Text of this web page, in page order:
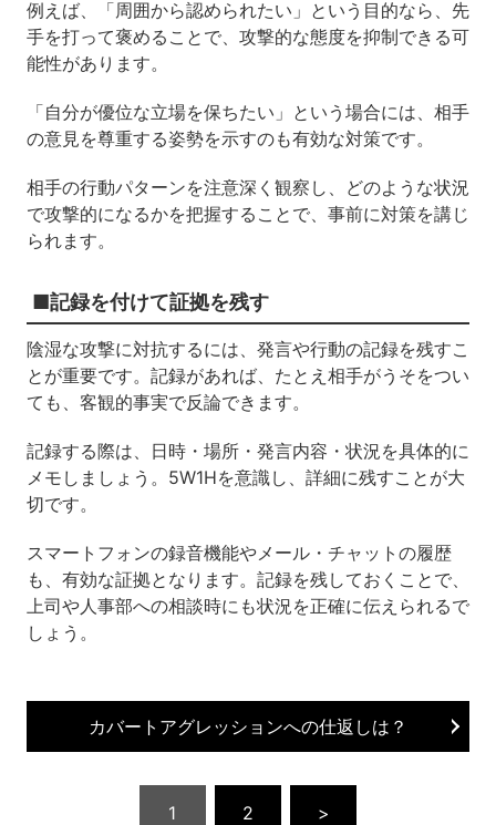
例えば、「周囲から認められたい」という目的なら、先
手を打って褒めることで、攻撃的な態度を抑制できる可
能性があります。
「自分が優位な立場を保ちたい」という場合には、相手
の意見を尊重する姿勢を示すのも有効な対策です。
相手の行動パターンを注意深く観察し、どのような状況
で攻撃的になるかを把握することで、事前に対策を講じ
られます。
■記録を付けて証拠を残す
陰湿な攻撃に対抗するには、発言や行動の記録を残すこ
とが重要です。記録があれば、たとえ相手がうそをつい
ても、客観的事実で反論できます。
記録する際は、日時・場所・発言内容・状況を具体的に
メモしましょう。5W1Hを意識し、詳細に残すことが大
切です。
スマートフォンの録音機能やメール・チャットの履歴
も、有効な証拠となります。記録を残しておくことで、
上司や人事部への相談時にも状況を正確に伝えられるで
しょう。
カバートアグレッションへの仕返しは？
1 2 >